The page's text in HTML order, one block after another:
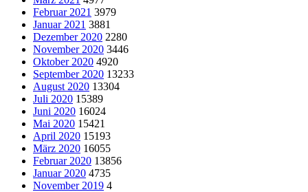
Februar 2021 3979
Januar 2021 3881
Dezember 2020 2280
November 2020 3446
Oktober 2020 4920
September 2020 13233
August 2020 13304
Juli 2020 15389
Juni 2020 16024
Mai 2020 15421
April 2020 15193
März 2020 16055
Februar 2020 13856
Januar 2020 4735
November 2019 4